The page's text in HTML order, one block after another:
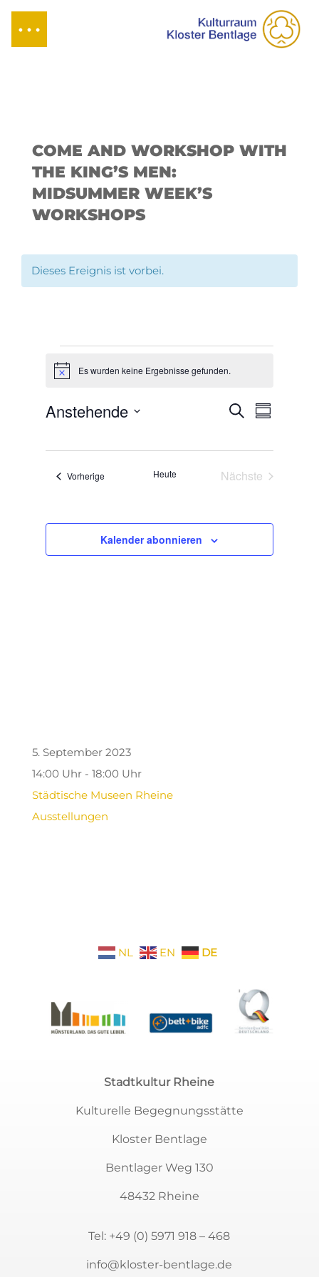
COME AND WORKSHOP WITH
THE KING’S MEN:
MIDSUMMER WEEK’S
WORKSHOPS
Dieses Ereignis ist vorbei.
Veranstaltungen
HinweisEs wurden keine Ergebnisse gefunden.
und
Suche
Anstehende
auswählen.
Vorherige Veranstaltungen
Heute
Nächste
Kalender abonnieren
5. September 2023
14:00 Uhr - 18:00 Uhr
Städtische Museen Rheine
Ausstellungen
NL EN DE
Stadtkultur Rheine
Kulturelle Begegnungsstätte
Kloster Bentlage
Bentlager Weg 130
48432 Rheine
Tel: +49 (0) 5971 918 – 468
info@kloster-bentlage.de